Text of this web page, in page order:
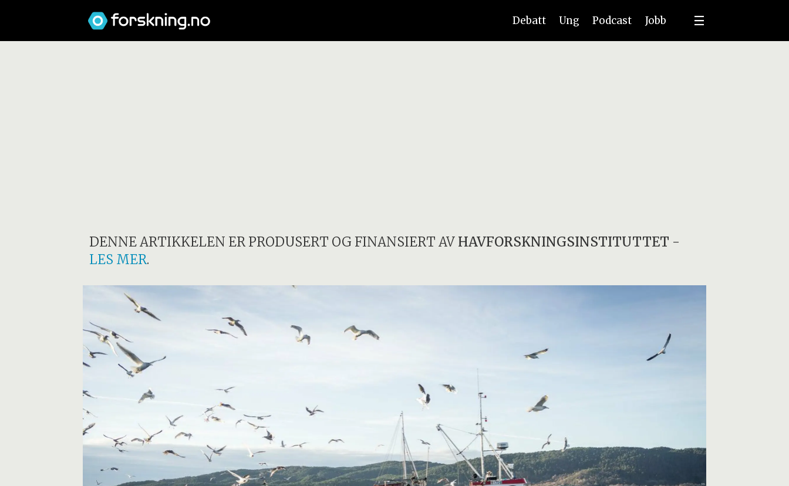
Debatt Ung Podcast Jobb
DENNE ARTIKKELEN ER PRODUSERT OG FINANSIERT AV HAVFORSKNINGSINSTITUTTET -
LES MER.